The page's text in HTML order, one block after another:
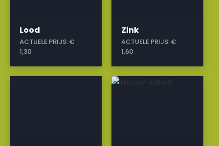
Lood
ACTUELE PRIJS:€
1,30
Zink
ACTUELE PRIJS:€
1,60
a